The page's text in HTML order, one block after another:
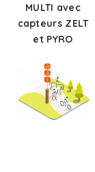
MULTI avec
capteurs ZELT
et PYRO